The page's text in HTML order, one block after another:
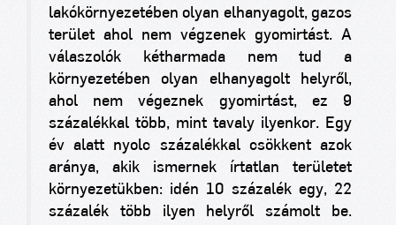
lakókörnyezetében olyan elhanyagolt, gazos
terület ahol nem végzenek gyomirtást. A
válaszolók kétharmada nem tud a
környezetében olyan elhanyagolt helyről,
ahol nem végeznek gyomirtást, ez 9
százalékkal több, mint tavaly ilyenkor. Egy
év alatt nyolc százalékkal csökkent azok
aránya, akik ismernek írtatlan területet
környezetükben: idén 10 százalék egy, 22
százalék több ilyen helyről számolt be.